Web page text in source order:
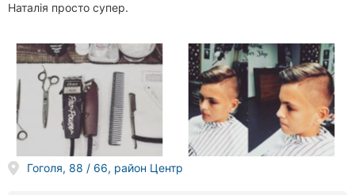
Наталія просто супер.
Гоголя, 88 / 66, район Центр